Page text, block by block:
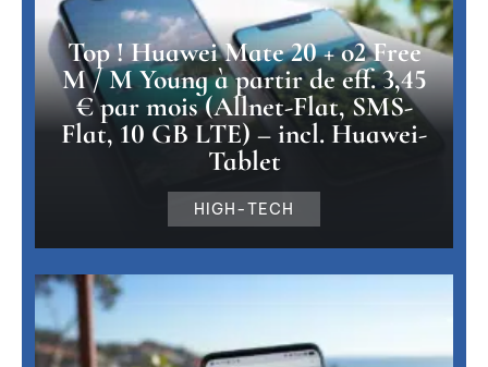
Top ! Huawei Mate 20 + o2 Free
M / M Young à partir de eff. 3,45
€ par mois (Allnet-Flat, SMS-
Flat, 10 GB LTE) – incl. Huawei-
Tablet
HIGH-TECH